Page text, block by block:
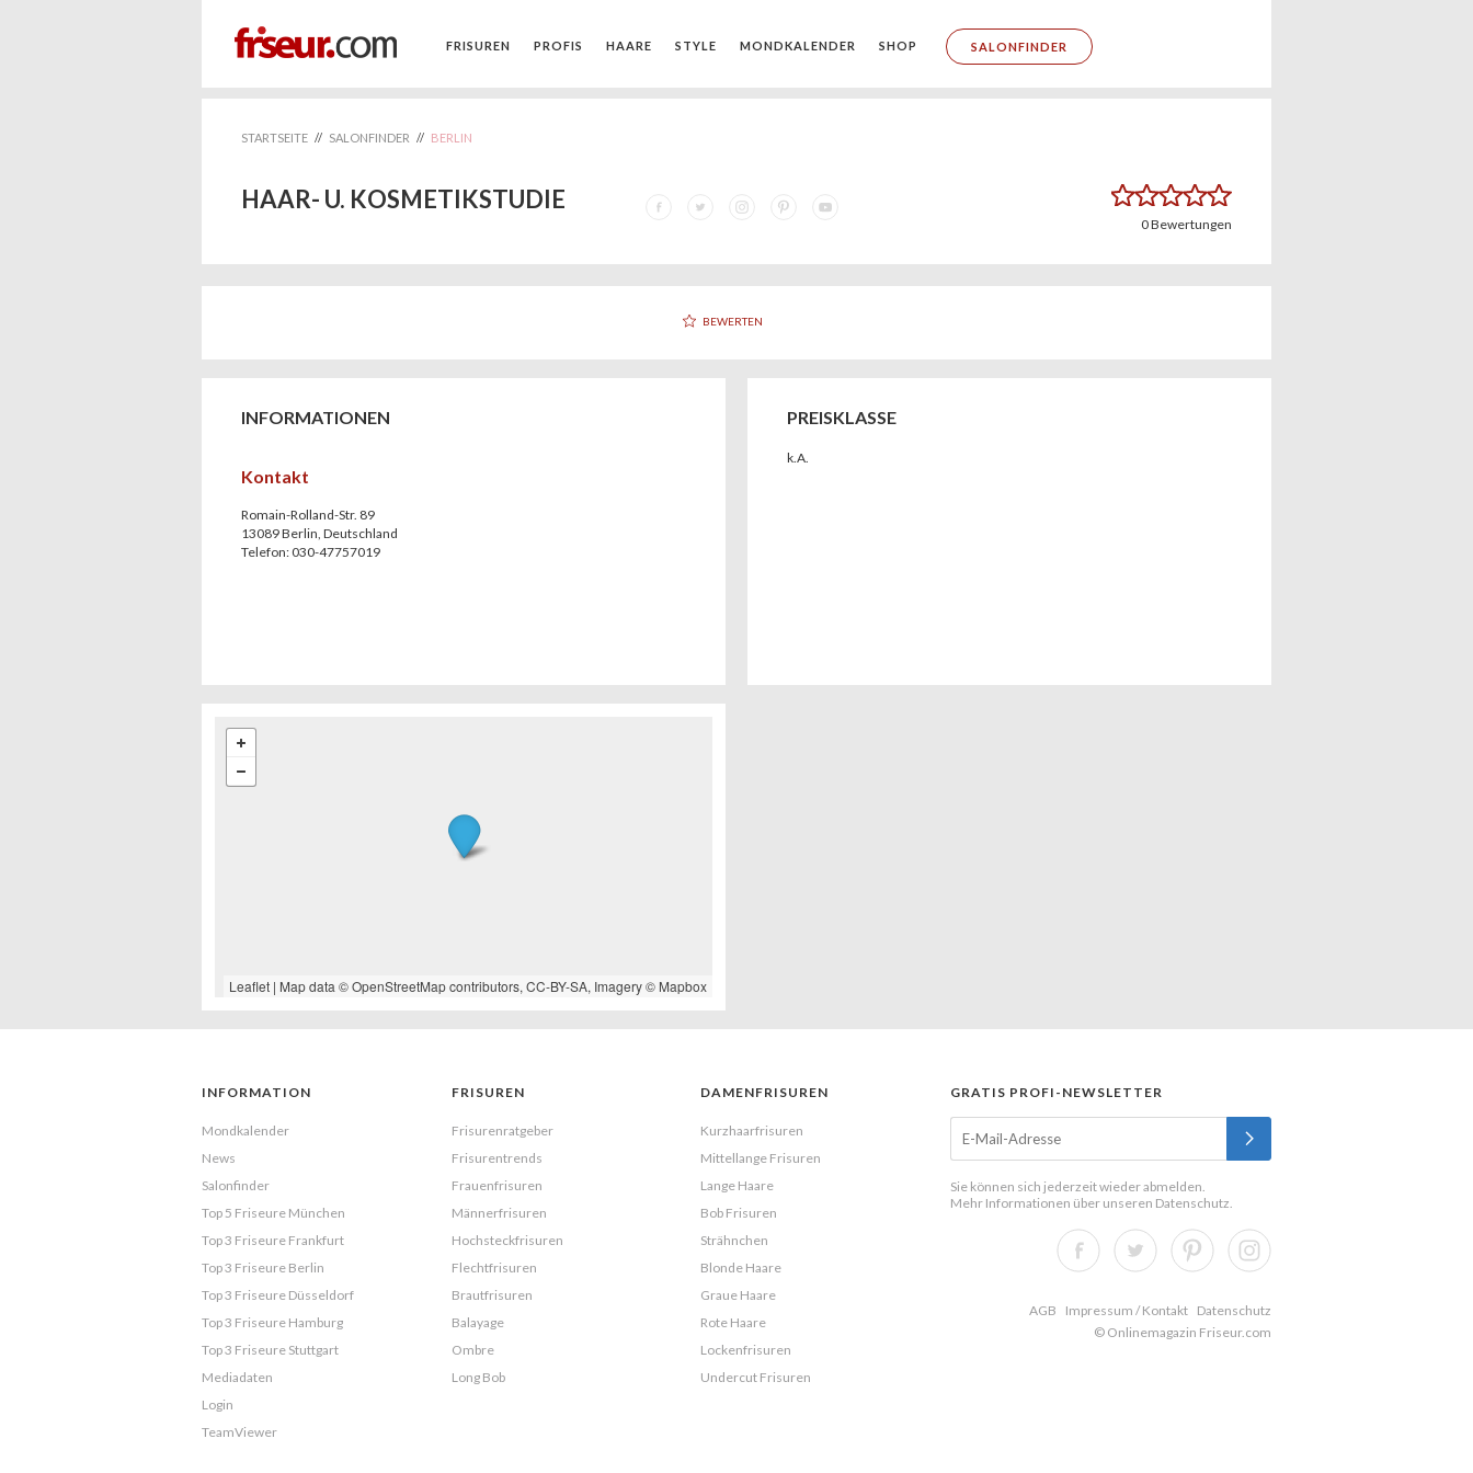
FRISUREN PROFIS HAARE STYLE MONDKALENDER SHOP SALONFINDER
STARTSEITE // SALONFINDER // BERLIN
HAAR- U. KOSMETIKSTUDIE
0Bewertungen
BEWERTEN
INFORMATIONEN
Kontakt
Romain-Rolland-Str. 89
13089Berlin, Deutschland
Telefon: 030-47757019
PREISKLASSE
k.A.
Leaflet| Map data ©OpenStreetMapcontributors, CC-BY-SA, Imagery © Mapbox
INFORMATION
Mondkalender
News
Salonfinder
Top 5 Friseure München
Top 3 Friseure Frankfurt
Top 3 Friseure Berlin
Top 3 Friseure Düsseldorf
Top 3 Friseure Hamburg
Top 3 Friseure Stuttgart
Mediadaten
Login
TeamViewer
FRISUREN
Frisurenratgeber
Frisurentrends
Frauenfrisuren
Männerfrisuren
Hochsteckfrisuren
Flechtfrisuren
Brautfrisuren
Balayage
Ombre
Long Bob
DAMENFRISUREN
Kurzhaarfrisuren
Mittellange Frisuren
Lange Haare
Bob Frisuren
Strähnchen
Blonde Haare
Graue Haare
Rote Haare
Lockenfrisuren
Undercut Frisuren
GRATIS PROFI-NEWSLETTER
Sie können sich jederzeit wieder abmelden.
Mehr Informationen über unseren Datenschutz.
AGB Impressum / Kontakt
Datenschutz
© Onlinemagazin Friseur.com